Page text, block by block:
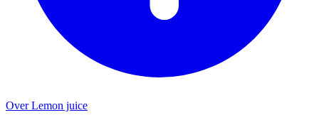
Over Lemon juice